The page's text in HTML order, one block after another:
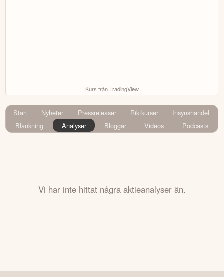
Kurs från TradingView
Start Nyheter Pressreleaser Riktkurser
Insynshandel
Blankning
Analyser Bloggar Videos Podcasts
Vi har inte hittat några aktieanalyser än.